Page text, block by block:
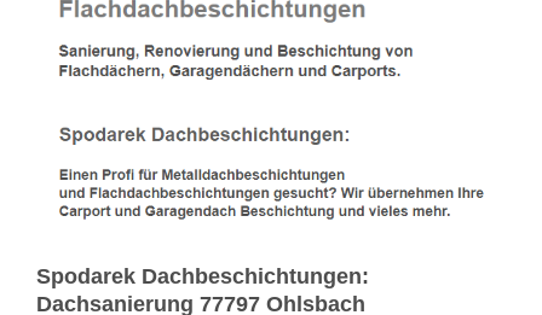
Spodarek Dachbeschichtungen:
Dachsanierung 77797 Ohlsbach